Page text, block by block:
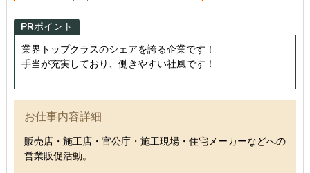
PRポイント
業界トップクラスのシェアを誇る企業です！
手当が充実しており、働きやすい社風です！
お仕事内容詳細
販売店・施工店・官公庁・施工現場・住宅メーカーなどへの
営業販促活動。